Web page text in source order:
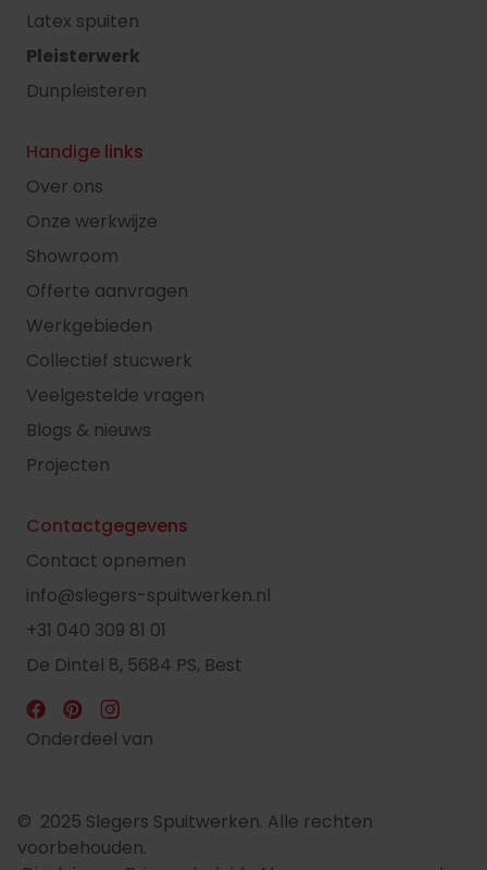
Latex spuiten
Pleisterwerk
Dunpleisteren
Handige links
Over ons
Onze werkwijze
Showroom
Offerte aanvragen
Werkgebieden
Collectief stucwerk
Veelgestelde vragen
Blogs & nieuws
Projecten
Contactgegevens
Contact opnemen
info@slegers-spuitwerken.nl
+31 040 309 81 01
De Dintel 8, 5684 PS, Best
Onderdeel van
© 2025 Slegers Spuitwerken. Alle rechten
voorbehouden.